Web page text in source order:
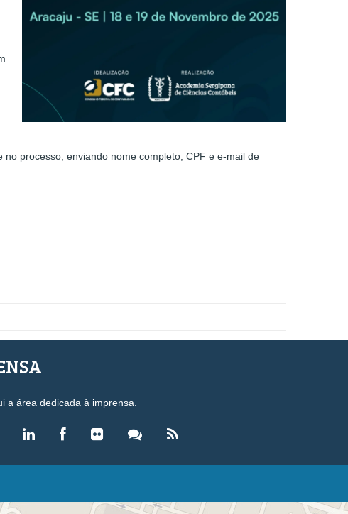
processo, enviando nome completo, CPF e e-mail de
a área dedicada à imprensa.
LEGISLAÇÃO